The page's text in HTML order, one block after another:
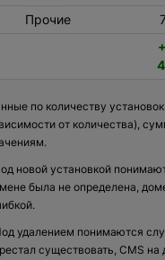
Прочие
по количеству
от количества),
новой установкой
была не определена,
удалением понимаются
существовать, CMS